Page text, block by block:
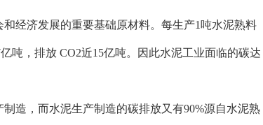
经济发展的重要基础原材料。每生产1吨水泥熟料
吨，排放 CO2近15亿吨。因此水泥工业面临的碳达
造，而水泥生产制造的碳排放又有90%源自水泥熟